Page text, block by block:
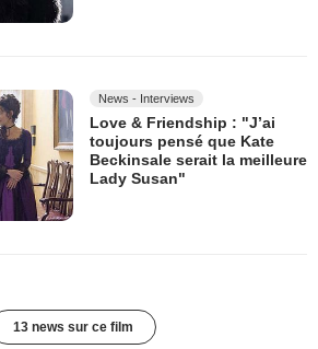
News - Interviews
Love & Friendship : "J’ai
toujours pensé que Kate
Beckinsale serait la meilleure
Lady Susan"
13 news sur ce film